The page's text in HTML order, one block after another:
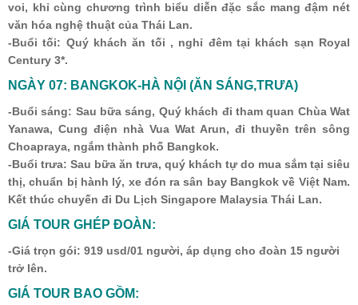
voi, khỉ cùng chương trình biểu diễn đặc sắc mang đậm nét
văn hóa nghệ thuật của Thái Lan.
-Buổi tối: Quý khách ăn tối , nghỉ đêm tại khách sạn Royal
Century 3*.
NGÀY 07: BANGKOK-HÀ NỘI (ĂN SÁNG,TRƯA)
-Buổi sáng: Sau bữa sáng, Quý khách đi tham quan Chùa Wat
Yanawa, Cung điện nhà Vua Wat Arun, đi thuyền trên sông
Choapraya, ngắm thành phố Bangkok.
-Buổi trưa: Sau bữa ăn trưa, quý khách tự do mua sắm tại siêu
thị, chuẩn bị hành lý, xe đón ra sân bay Bangkok về Việt Nam.
Kết thúc chuyến đi Du Lịch Singapore Malaysia Thái Lan.
GIÁ TOUR GHÉP ĐOÀN:
-Giá trọn gói: 919 usd/01 người, áp dụng cho đoàn 15 người
trở lên.
GIÁ TOUR BAO GỒM: